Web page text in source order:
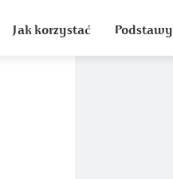
Jak korzystać